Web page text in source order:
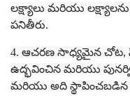
లక్ష్యాలు మరియు
పనితీరు.
4. ఆచరణ సాధ్యమైన చోట,
ఉద్భవించిన మరియు
మరియు అది స్థాపించబడిన